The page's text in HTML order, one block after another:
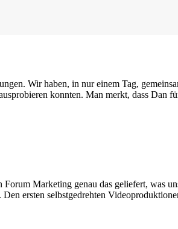
Wir haben, in nur einem Tag,
konnten. Man merkt, dass Dan
Marketing genau das geliefert, was
ersten selbstgedrehten